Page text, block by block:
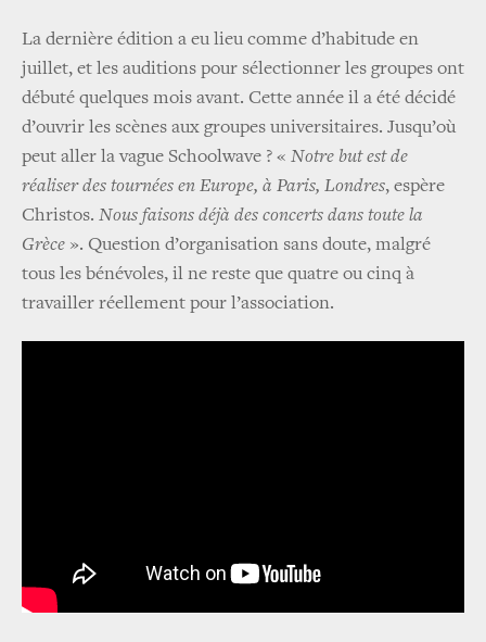
La dernière édition a eu lieu comme d’habitude en
juillet, et les auditions pour sélectionner les groupes ont
débuté quelques mois avant. Cette année il a été décidé
d’ouvrir les scènes aux groupes universitaires. Jusqu’où
peut aller la vague Schoolwave ? « Notre but est de
réaliser des tournées en Europe, à Paris, Londres, espère
Christos. Nous faisons déjà des concerts dans toute la
Grèce ». Question d’organisation sans doute, malgré
tous les bénévoles, il ne reste que quatre ou cinq à
travailler réellement pour l’association.